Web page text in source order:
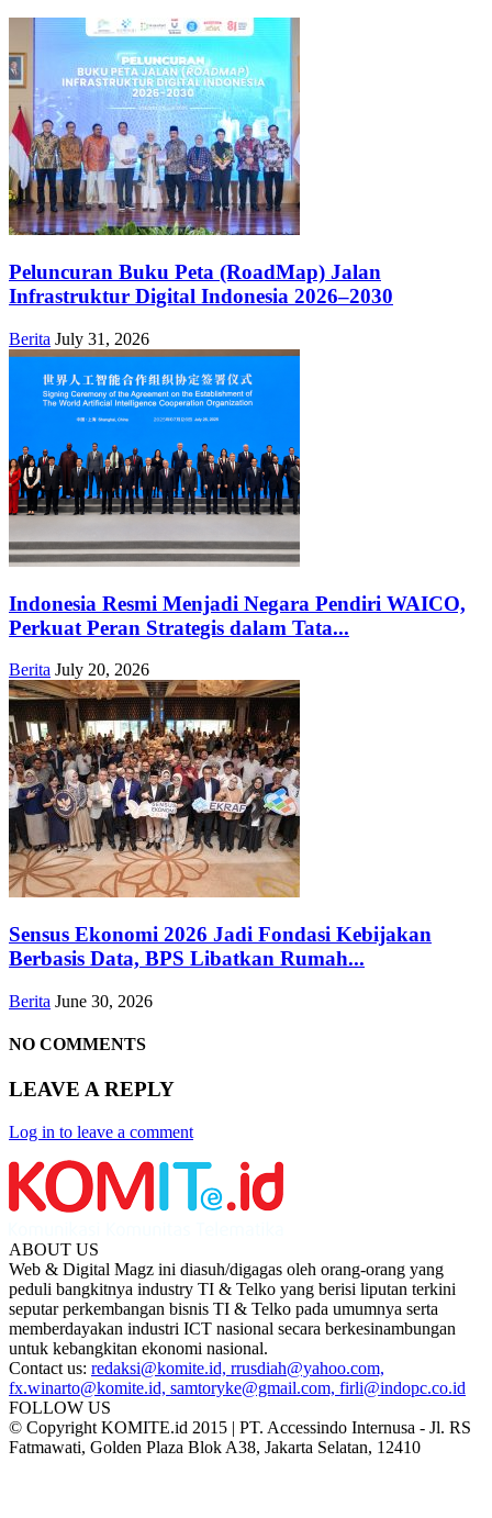
Peluncuran Buku Peta (RoadMap) Jalan
Infrastruktur Digital Indonesia 2026–2030
Berita July 31, 2026
Indonesia Resmi Menjadi Negara Pendiri WAICO,
Perkuat Peran Strategis dalam Tata...
Berita July 20, 2026
Sensus Ekonomi 2026 Jadi Fondasi Kebijakan
Berbasis Data, BPS Libatkan Rumah...
Berita June 30, 2026
NO COMMENTS
LEAVE A REPLY
Log in to leave a comment
ABOUT US
Web & Digital Magz ini diasuh/digagas oleh orang-orang yang
peduli bangkitnya industry TI & Telko yang berisi liputan terkini
seputar perkembangan bisnis TI & Telko pada umumnya serta
memberdayakan industri ICT nasional secara berkesinambungan
untuk kebangkitan ekonomi nasional.
Contact us: redaksi@komite.id, rrusdiah@yahoo.com,
fx.winarto@komite.id, samtoryke@gmail.com, firli@indopc.co.id
FOLLOW US
© Copyright KOMITE.id 2015 | PT. Accessindo Internusa - Jl. RS
Fatmawati, Golden Plaza Blok A38, Jakarta Selatan, 12410